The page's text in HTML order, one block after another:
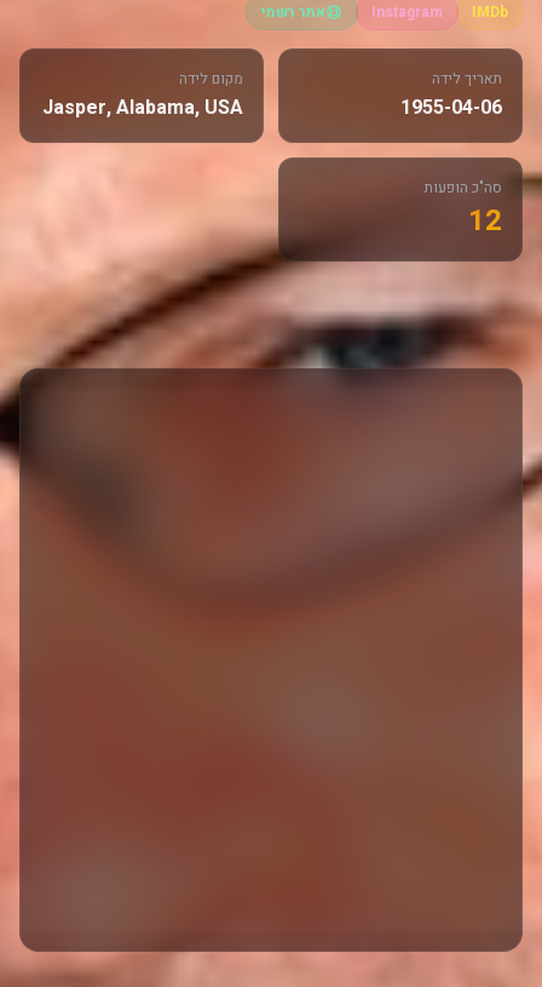
IMDb
Instagram אתר רשמי
תאריך לידה
1955-04-06
מקום לידה
Jasper, Alabama, USA
סה"כ הופעות
12